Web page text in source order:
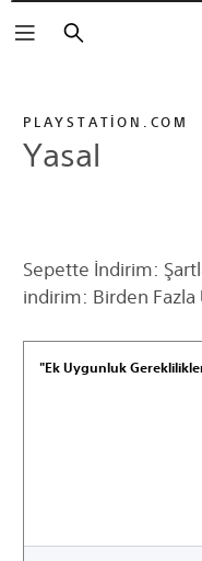
Arama
PLAYSTATION.COM
Yasal
Sepette İndirim:
indirim: Birden Fazla
"Ek Uygunluk